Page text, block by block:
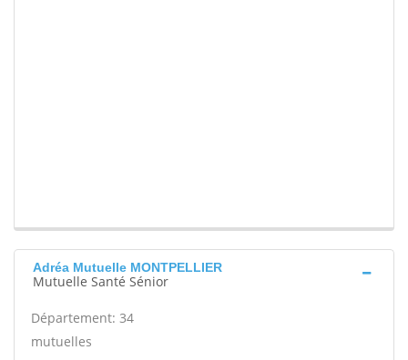
Adréa Mutuelle MONTPELLIER
Mutuelle Santé Sénior
Département: 34
mutuelles